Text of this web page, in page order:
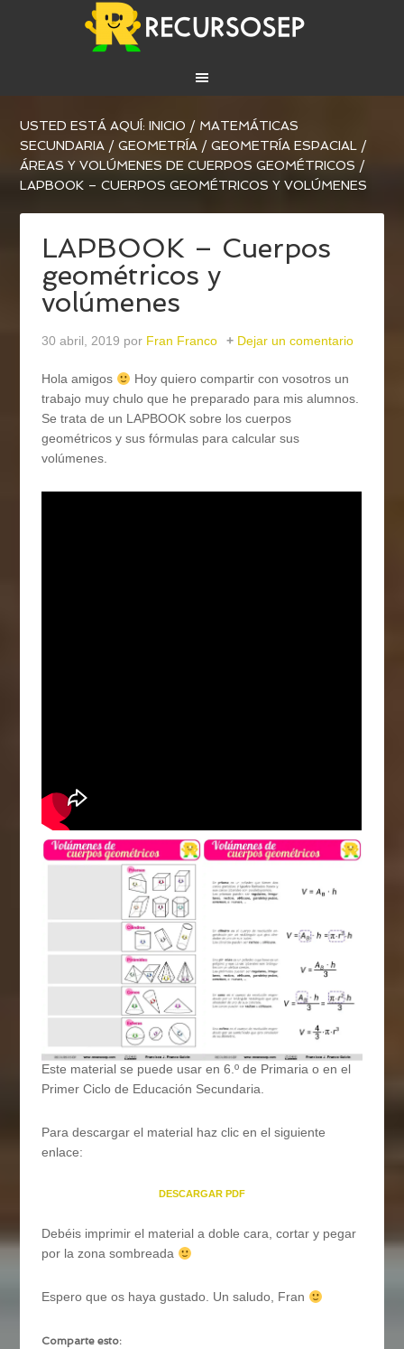
USTED ESTÁ AQUÍ:INICIO / MATEMÁTICAS
SECUNDARIA / GEOMETRÍA / GEOMETRÍA ESPACIAL /
ÁREAS Y VOLÚMENES DE CUERPOS GEOMÉTRICOS /
LAPBOOK – CUERPOS GEOMÉTRICOS Y VOLÚMENES
LAPBOOK – Cuerpos
geométricos y
volúmenes
30 abril, 2019 por Fran Franco Dejar un comentario
Hola amigos
Hoy quiero compartir con vosotros un
trabajo muy chulo que he preparado para mis alumnos.
Se trata de un LAPBOOK sobre los cuerpos
geométricos y sus fórmulas para calcular sus
volúmenes.
Este material se puede usar en 6.º de Primaria o en el
Primer Ciclo de Educación Secundaria.
Para descargar el material haz clic en el siguiente
enlace:
DESCARGAR PDF
Debéis imprimir el material a doble cara, cortar y pegar
por la zona sombreada
Espero que os haya gustado. Un saludo, Fran
Comparte esto: